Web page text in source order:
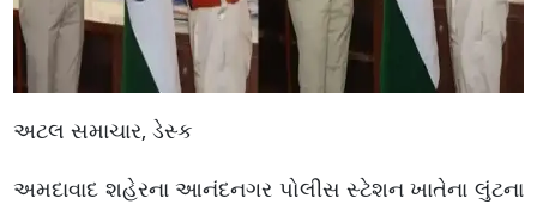
અટલ સમાચાર, ડેસ્ક
અમદાવાદ શહેરના આનંદનગર પોલીસ સ્ટેશન ખાતેના લુંટના